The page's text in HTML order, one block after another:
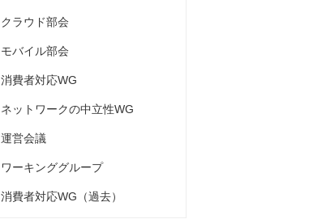
クラウド部会
モバイル部会
消費者対応WG
ネットワークの中立性WG
運営会議
ワーキンググループ
消費者対応WG（過去）